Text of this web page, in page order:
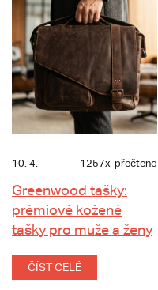
10. 4. 1257x přečteno
Greenwood tašky:
prémiové kožené
tašky pro muže a ženy
ČÍST CELÉ